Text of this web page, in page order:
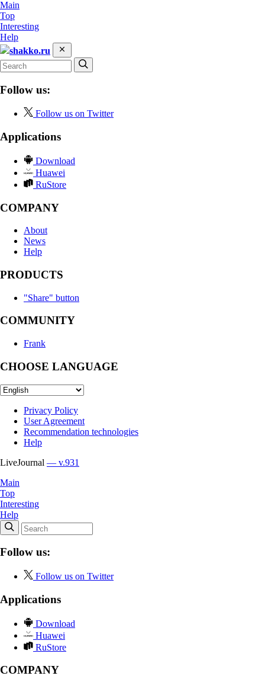
Main
Top
Interesting
Help
shakko.ru
Follow us:
Follow us on Twitter
Applications
Download
Huawei
RuStore
COMPANY
About
News
Help
PRODUCTS
"Share" button
COMMUNITY
Frank
CHOOSE LANGUAGE
Privacy Policy
User Agreement
Recommendation technologies
Help
LiveJournal — v.931
Main
Top
Interesting
Help
Follow us:
Follow us on Twitter
Applications
Download
Huawei
RuStore
COMPANY